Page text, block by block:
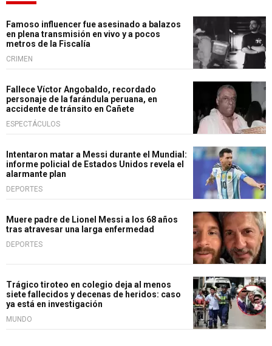
Famoso influencer fue asesinado a balazos
en plena transmisión en vivo y a pocos
metros de la Fiscalía
CRIMEN
Fallece Víctor Angobaldo, recordado
personaje de la farándula peruana, en
accidente de tránsito en Cañete
ESPECTÁCULOS
Intentaron matar a Messi durante el Mundial:
informe policial de Estados Unidos revela el
alarmante plan
DEPORTES
Muere padre de Lionel Messi a los 68 años
tras atravesar una larga enfermedad
DEPORTES
Trágico tiroteo en colegio deja al menos
siete fallecidos y decenas de heridos: caso
ya está en investigación
MUNDO